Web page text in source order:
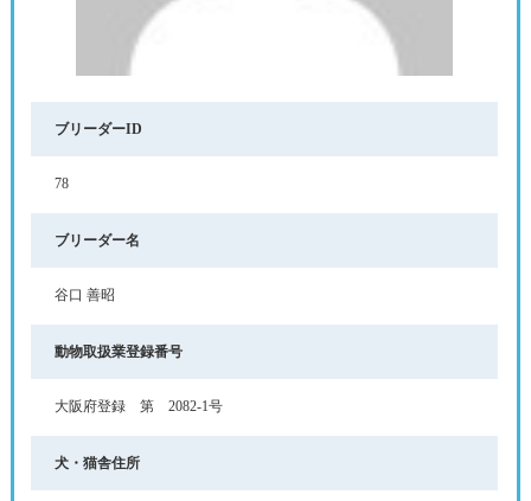
ブリーダーID
78
ブリーダー名
谷口 善昭
動物取扱業登録番号
大阪府登録 第 2082-1号
犬・猫舎住所